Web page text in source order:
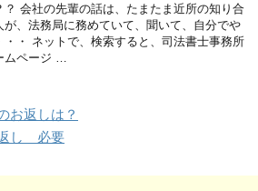
？ 会社の先輩の話は、たまたま近所の知り合
が、法務局に務めていて、聞いて、自分でや
・・ ネットで、検索すると、司法書士事務所
ムページ …
お返しは？
し 必要